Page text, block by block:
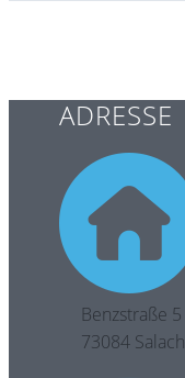
ADRESSE
Benzstraße 5
73084 Salach